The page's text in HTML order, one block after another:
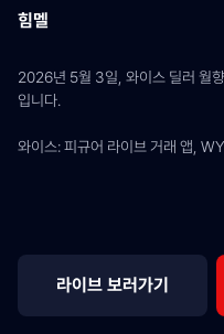
힘멜
2026년 5월 3일, 와이스 딜러 월
입니다.
와이스: 피규어 라이브 거래 앱,
라이브 보러가기